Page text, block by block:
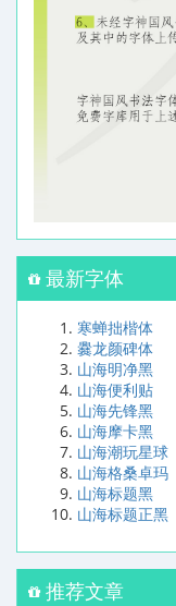
最新字体
寒蝉拙楷体
爨龙颜碑体
山海明净黑
山海便利贴
山海先锋黑
山海摩卡黑
山海潮玩星球
山海格桑卓玛
山海标题黑
山海标题正黑
推荐文章